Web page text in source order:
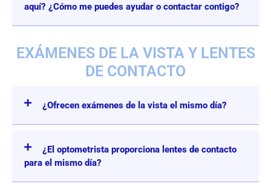
aquí? ¿Cómo me puedes ayudar o contactar contigo?
EXÁMENES DE LA VISTA Y LENTES
DE CONTACTO
¿Ofrecen exámenes de la vista el mismo día?
¿El optometrista proporciona lentes de contacto
para el mismo día?